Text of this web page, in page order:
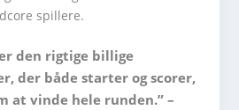
spillere.
den rigtige billige
der både starter og scorer,
at vinde hele runden.” –